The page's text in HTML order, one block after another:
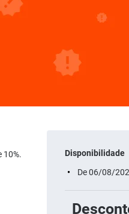
10%.
Disponibilidade
De 06/08/